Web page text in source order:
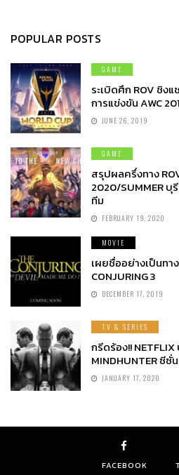
POPULAR POSTS
GAME
ระเบิดศึก ROV ชิง
การแข่งขัน AWC
JUNE 26, 2019
GAME
สรุปผลครึ่งทาง
2020/SUMMER บุ
ทีม
FEBRUARY 19, 2020
MOVIE
เผยชื่ออย่างเป็นทา
CONJURING 3
DECEMBER 17, 2019
TV & SERIES
กรีดร้อง!!
MINDHUNTER ซีซั่
JANUARY 17, 2020
FACEBOOK